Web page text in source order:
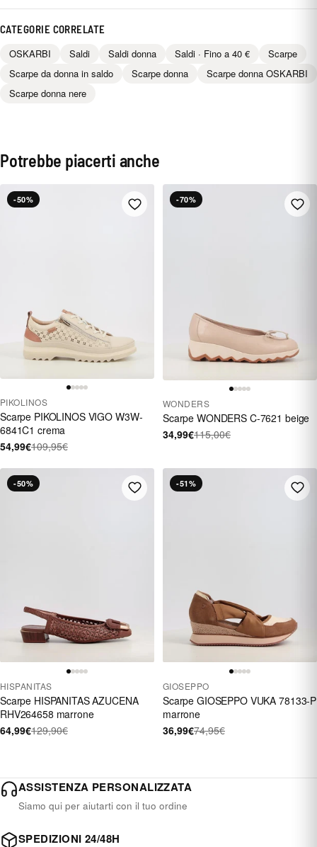
CATEGORIE CORRELATE
OSKARBI Saldi Saldi donna Saldi · Fino a 40 €
Scarpe
Scarpe da donna in saldo
Scarpe donna
Scarpe donna OSKARBI
Scarpe donna nere
Potrebbe piacerti anche
-50%
PIKOLINOS
Scarpe PIKOLINOS VIGO W3W-
6841C1 crema
54,99€109,95€
-70%
WONDERS
Scarpe WONDERS C-7621 beige
34,99€115,00€
-50%
HISPANITAS
Scarpe HISPANITAS AZUCENA
RHV264658 marrone
64,99€129,90€
-51%
GIOSEPPO
Scarpe GIOSEPPO VUKA 78133-P
marrone
36,99€74,95€
ASSISTENZA PERSONALIZZATA
Siamo qui per aiutarti con il tuo ordine
SPEDIZIONI 24/48H